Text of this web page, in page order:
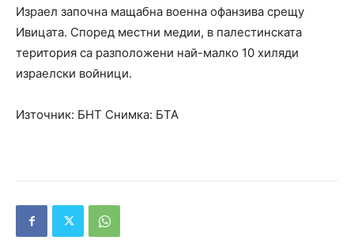
Израел започна мащабна военна офанзива срещу
Ивицата. Според местни медии, в палестинската
територия са разположени най-малко 10 хиляди
израелски войници.
Източник: БНТ Снимка: БТА